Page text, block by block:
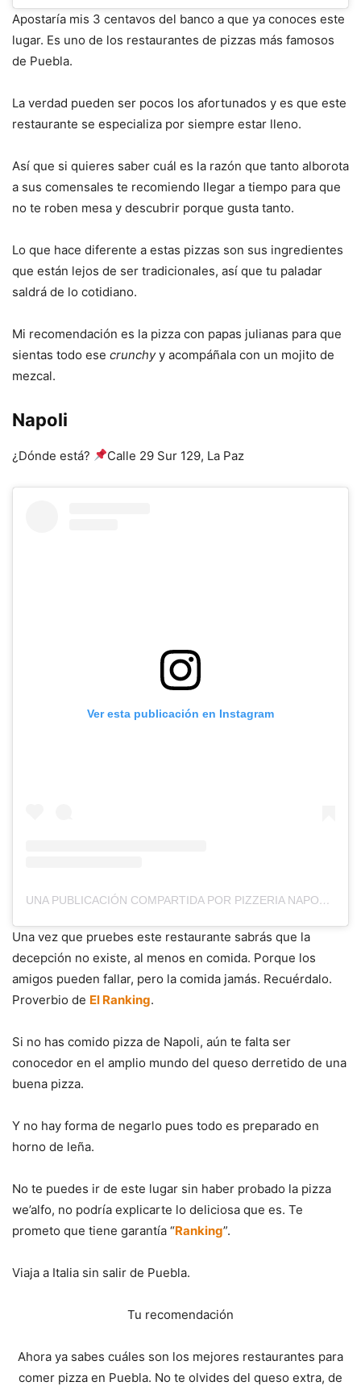
Apostaría mis 3 centavos del banco a que ya conoces este
lugar. Es uno de los restaurantes de pizzas más famosos
de Puebla.
La verdad pueden ser pocos los afortunados y es que este
restaurante se especializa por siempre estar lleno.
Así que si quieres saber cuál es la razón que tanto alborota
a sus comensales te recomiendo llegar a tiempo para que
no te roben mesa y descubrir porque gusta tanto.
Lo que hace diferente a estas pizzas son sus ingredientes
que están lejos de ser tradicionales, así que tu paladar
saldrá de lo cotidiano.
Mi recomendación es la pizza con papas julianas para que
sientas todo ese crunchyy acompáñala con un mojito de
mezcal.
Napoli
¿Dónde está? Calle 29 Sur 129, La Paz
Ver esta publicación en Instagram
UNA PUBLICACIÓN COMPARTIDA POR PIZZERIA NAPOLI PUEBLA (@NAPOLIPIZZERIAPUEBLA)
Una vez que pruebes este restaurante sabrás que la
decepción no existe, al menos en comida. Porque los
amigos pueden fallar, pero la comida jamás. Recuérdalo.
Proverbio de El Ranking.
Si no has comido pizza de Napoli, aún te falta ser
conocedor en el amplio mundo del queso derretido de una
buena pizza.
Y no hay forma de negarlo pues todo es preparado en
horno de leña.
No te puedes ir de este lugar sin haber probado la pizza
we’alfo, no podría explicarte lo deliciosa que es. Te
prometo que tiene garantía “Ranking”.
Viaja a Italia sin salir de Puebla.
Tu recomendación
Ahora ya sabes cuáles son los mejores restaurantes para
comer pizza en Puebla. No te olvides del queso extra, de